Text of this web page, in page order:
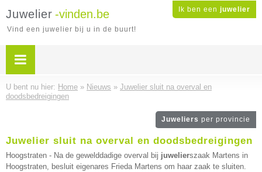
Ik ben een juwelier
Juwelier -vinden.be
Vind een juwelier bij u in de buurt!
U bent nu hier: Home » Nieuws » Juwelier sluit na overval en
doodsbedreigingen
Juweliers per provincie
Juwelier sluit na overval en doodsbedreigingen
Hoogstraten - Na de gewelddadige overval bij juwelierszaak Martens in
Hoogstraten, besluit eigenares Frieda Martens om haar zaak te sluiten.